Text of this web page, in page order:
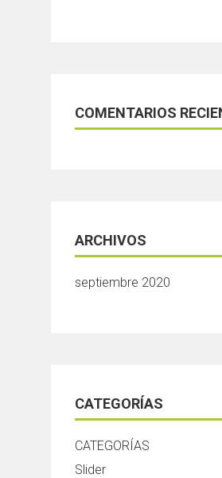
COMENTARIOS
ARCHIVOS
septiembre 2020
CATEGORÍAS
CATEGORÍAS
Slider